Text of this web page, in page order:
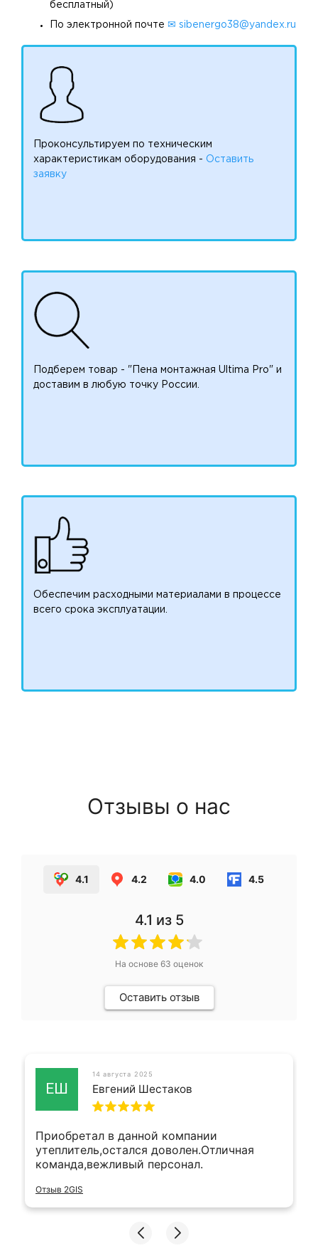
бесплатный)
По электронной почте ✉ sibenergo38@yandex.ru
Проконсультируем по техническим
характеристикам оборудования - Оставить
заявку
Подберем товар - "Пена монтажная Ultima Pro" и
доставим в любую точку России.
Обеспечим расходными материалами в процессе
всего срока эксплуатации.
Отзывы о нас
4.1 4.2 4.0 4.5
4.1 из 5
На основе 63 оценок
Оставить отзыв
ЕШ
14 августа 2025
Евгений Шестаков
Приобретал в данной компании
утеплитель,остался доволен.Отличная
команда,вежливый персонал.
Отзыв 2GIS